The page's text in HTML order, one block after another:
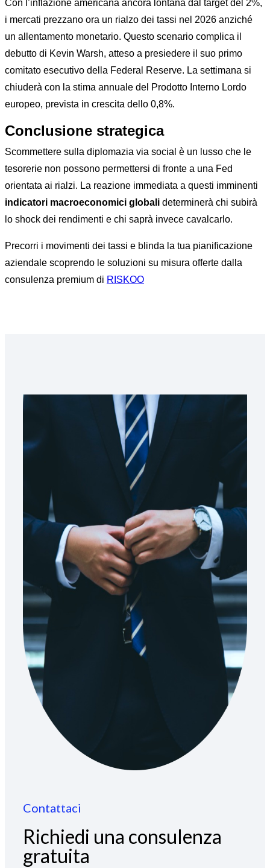
Con l’inflazione americana ancora lontana dal target del 2%,
i mercati prezzano ora un rialzo dei tassi nel 2026 anziché
un allentamento monetario. Questo scenario complica il
debutto di Kevin Warsh, atteso a presiedere il suo primo
comitato esecutivo della Federal Reserve. La settimana si
chiuderà con la stima annuale del Prodotto Interno Lordo
europeo, prevista in crescita dello 0,8%.
Conclusione strategica
Scommettere sulla diplomazia via social è un lusso che le
tesorerie non possono permettersi di fronte a una Fed
orientata ai rialzi. La reazione immediata a questi imminenti
indicatori macroeconomici globali determinerà chi subirà
lo shock dei rendimenti e chi saprà invece cavalcarlo.
Precorri i movimenti dei tassi e blinda la tua pianificazione
aziendale scoprendo le soluzioni su misura offerte dalla
consulenza premium di RISKOO
Contattaci
Richiedi una consulenza
gratuita